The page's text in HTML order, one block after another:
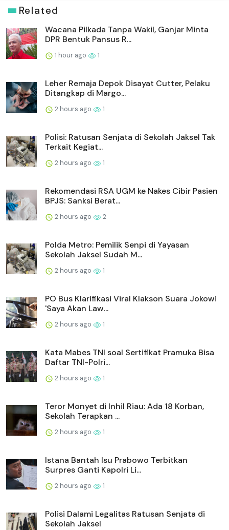
Related
Wacana Pilkada Tanpa Wakil, Ganjar Minta
DPR Bentuk Pansus R...
1 hour ago 1
Leher Remaja Depok Disayat Cutter, Pelaku
Ditangkap di Margo...
2 hours ago 1
Polisi: Ratusan Senjata di Sekolah Jaksel Tak
Terkait Kegiat...
2 hours ago 1
Rekomendasi RSA UGM ke Nakes Cibir Pasien
BPJS: Sanksi Berat...
2 hours ago 2
Polda Metro: Pemilik Senpi di Yayasan
Sekolah Jaksel Sudah M...
2 hours ago 1
PO Bus Klarifikasi Viral Klakson Suara Jokowi
'Saya Akan Law...
2 hours ago 1
Kata Mabes TNI soal Sertifikat Pramuka Bisa
Daftar TNI-Polri...
2 hours ago 1
Teror Monyet di Inhil Riau: Ada 18 Korban,
Sekolah Terapkan ...
2 hours ago 1
Istana Bantah Isu Prabowo Terbitkan
Surpres Ganti Kapolri Li...
2 hours ago 1
Polisi Dalami Legalitas Ratusan Senjata di
Sekolah Jaksel